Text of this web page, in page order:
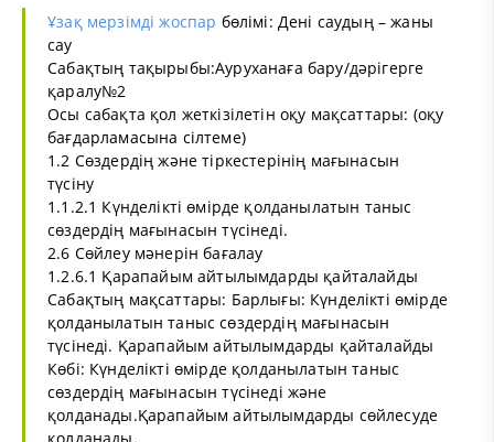
Ұзақ мерзімді жоспар бөлімі: Дені саудың – жаны
сау
Сабақтың тақырыбы:Ауруханаға бару/дәрігерге
қаралу№2
Осы сабақта қол жеткізілетін оқу мақсаттары: (оқу
бағдарламасына сілтеме)
1.2 Сөздердің және тіркестерінің мағынасын
түсіну
1.1.2.1 Күнделікті өмірде қолданылатын таныс
сөздердің мағынасын түсінеді.
2.6 Сөйлеу мәнерін бағалау
1.2.6.1 Қарапайым айтылымдарды қайталайды
Сабақтың мақсаттары: Барлығы: Күнделікті өмірде
қолданылатын таныс сөздердің мағынасын
түсінеді. Қарапайым айтылымдарды қайталайды
Көбі: Күнделікті өмірде қолданылатын таныс
сөздердің мағынасын түсінеді және
қолданады.Қарапайым айтылымдарды сөйлесуде